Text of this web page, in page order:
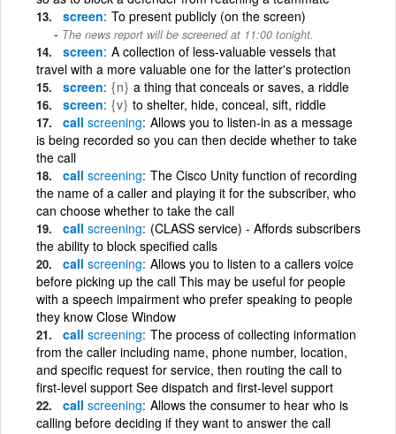
screen To present publicly (on the screen)
The news report will be screened at 11:00 tonight.
screen A collection of less-valuable vessels that
travel with a more valuable one for the latter's protection
screen {n} a thing that conceals or saves, a riddle
screen {v} to shelter, hide, conceal, sift, riddle
call screening Allows you to listen-in as a message
is being recorded so you can then decide whether to take
the call
call screening The Cisco Unity function of recording
the name of a caller and playing it for the subscriber, who
can choose whether to take the call
call screening (CLASS service) - Affords subscribers
the ability to block specified calls
call screening Allows you to listen to a callers voice
before picking up the call This may be useful for people
with a speech impairment who prefer speaking to people
they know Close Window
call screening The process of collecting information
from the caller including name, phone number, location,
and specific request for service, then routing the call to
first-level support See dispatch and first-level support
call screening Allows the consumer to hear who is
calling before deciding if they want to answer the call